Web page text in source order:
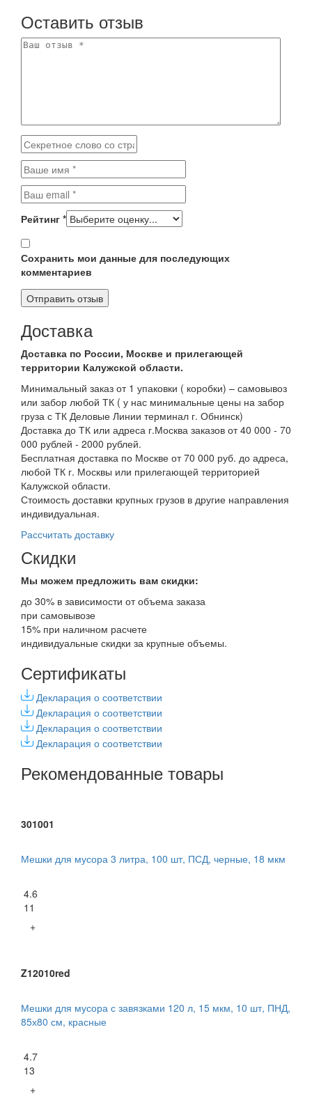
Оставить отзыв
Рейтинг *
Сохранить мои данные для последующих
комментариев
Доставка
Доставка по России, Москве и прилегающей
территории Калужской области.
Минимальный заказ от 1 упаковки ( коробки) – самовывоз
или забор любой ТК ( у нас минимальные цены на забор
груза с ТК Деловые Линии терминал г. Обнинск)
Доставка до ТК или адреса г.Москва заказов от 40 000 - 70
000 рублей - 2000 рублей.
Бесплатная доставка по Москве от 70 000 руб. до адреса,
любой ТК г. Москвы или прилегающей территорией
Калужской области.
Стоимость доставки крупных грузов в другие направления
индивидуальная.
Рассчитать доставку
Скидки
Мы можем предложить вам скидки:
до 30% в зависимости от объема заказа
при самовывозе
15% при наличном расчете
индивидуальные скидки за крупные объемы.
Сертификаты
Декларация о соответствии
Декларация о соответствии
Декларация о соответствии
Декларация о соответствии
Рекомендованные товары
301001
Мешки для мусора 3 литра, 100 шт, ПСД, черные, 18 мкм
4.6
11
+
Z12010red
Мешки для мусора с завязками 120 л, 15 мкм, 10 шт, ПНД,
85х80 см, красные
4.7
13
+